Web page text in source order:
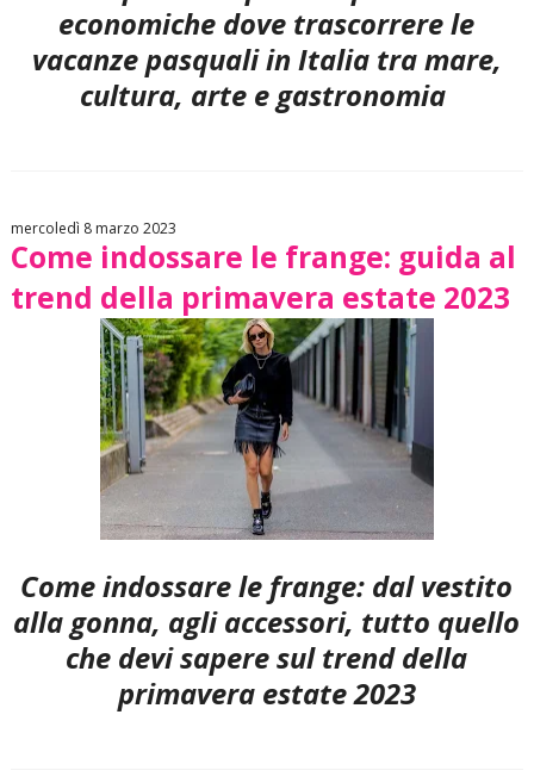
economiche dove trascorrere le
vacanze pasqualiin Italiatra mare,
cultura, arte e gastronomia
mercoledì 8 marzo 2023
Come indossare le frange: guida al
trend della primavera estate 2023
Come indossare le frange: dal vestito
alla gonna, agli accessori, tutto quello
che devi sapere sul trend della
primavera estate 2023